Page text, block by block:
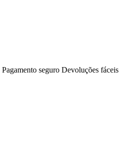
Pagamento seguro Devoluções fáceis